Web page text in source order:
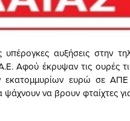
αυξήσεις στην
Αφού έκρυψαν τις ουρές
εκατομμυρίων ευρώ σε
ψάχνουν να βρουν φταίχτες